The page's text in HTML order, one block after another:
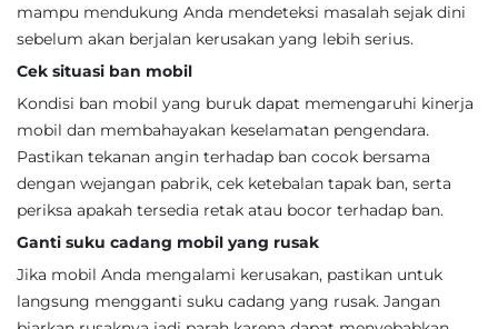
mampu mendukung Anda mendeteksi masalah sejak dini
sebelum akan berjalan kerusakan yang lebih serius.
Cek situasi ban mobil
Kondisi ban mobil yang buruk dapat memengaruhi kinerja
mobil dan membahayakan keselamatan pengendara.
Pastikan tekanan angin terhadap ban cocok bersama
dengan wejangan pabrik, cek ketebalan tapak ban, serta
periksa apakah tersedia retak atau bocor terhadap ban.
Ganti suku cadang mobil yang rusak
Jika mobil Anda mengalami kerusakan, pastikan untuk
langsung mengganti suku cadang yang rusak. Jangan